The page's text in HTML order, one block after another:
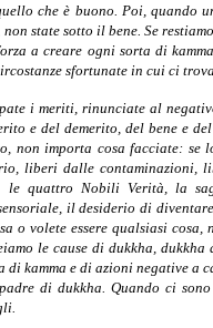
che è buono. Poi, quando
state sotto il bene. Se
a creare ogni sorta di
sfortunate in cui ci
i meriti, rinunciate al
e del demerito, del bene e
non importa cosa facciate:
liberi dalle contaminazioni,
le quattro Nobili Verità, la
il desiderio di
o volete essere qualsiasi
le cause di dukkha,
di kamma e di azioni negative a
di dukkha. Quando ci